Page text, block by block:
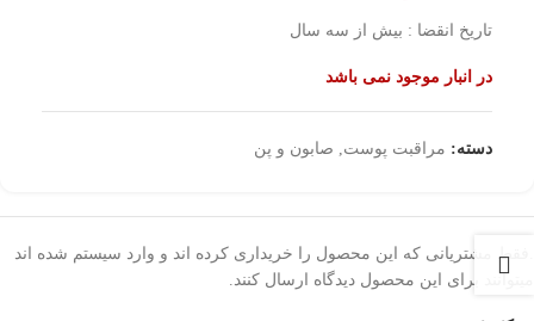
تاریخ انقضا : بیش از سه سال
در انبار موجود نمی باشد
دسته: مراقبت پوست صابون و پن
.فقط مشتریانی که این محصول را خریداری کرده اند و وارد سیستم شده اند
میتوانند برای این محصول دیدگاه ارسال کنند.